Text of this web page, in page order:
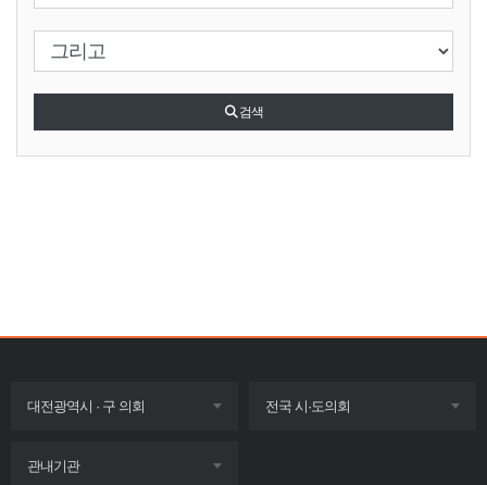
검색
대전광역시 · 구 의회 전국 시·도의회
관내기관